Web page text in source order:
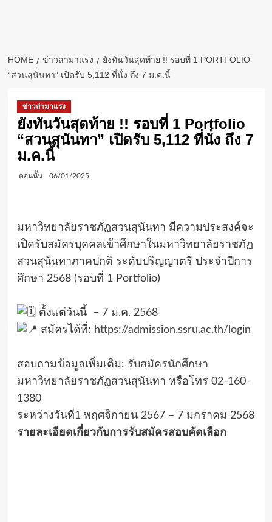
HOME ข่าวล่ามาแรง
ยังทันวันสุดท้าย !! รอบที่ 1 PORTFOLIO
“สวนสุนันทา” เปิดรับ 5,112 ที่นั่ง ถึง 7 ม.ค.นี้
ข่าวล่ามาแรง
ยังทันวันสุดท้าย !! รอบที่ 1 Portfolio
“สวนสุนันทา” เปิดรับ 5,112 ที่นั่ง ถึง 7
ม.ค.นี้
ตอนนั้น 06/01/2025
มหาวิทยาลัยราชภัฏสวนสุนันทา มีความประสงค์จะ
เปิดรับสมัครบุคคลเข้าศึกษาในมหาวิทยาลัยราชภัฏ
สวนสุนันทาภาคปกติ ระดับปริญญาตรี ประจำปีการ
ศึกษา 2568 (รอบที่ 1 Portfolio)
ตั้งแต่วันนี้ – 7 ม.ค. 2568
สมัครได้ที่: https://admission.ssru.ac.th/login
สอบถามข้อมูลเพิ่มเติม: รับสมัครนักศึกษา
มหาวิทยาลัยราชภัฏสวนสุนันทา หรือโทร 02-160-
1380
ระหว่างวันที่1 พฤศจิกายน 2567 – 7 มกราคม 2568
รายละเอียดเกี่ยวกับการรับสมัครสอบคัดเลือก